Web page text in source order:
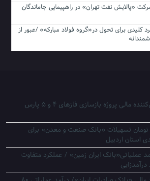
«پالایش نفت تهران» در راهپیمایی جاماندگان
آینده، ۶ راهبرد کلیدی برای تحول در«گروه فولاد مبارکه» /عبور از
«بانک تجارت»، تأمین‌کننده مالی پروژه بازسازی فازهای ۴ و ۵ پارس
میلیارد تومان تسهیلات «بانک صنعت و معدن» برای
استان اردبیل
درآمد عملیاتی«بانک ایران زمین» / عملکرد متفاوت